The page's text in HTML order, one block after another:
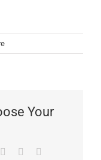
Your
Pinterest